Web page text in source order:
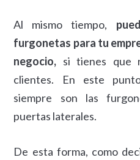
Al mismo tiempo,
furgonetas para tu
negocio, si tienes que
clientes. En este
siempre son las
puertas laterales.
De esta forma, como